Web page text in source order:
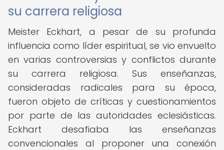
su carrera religiosa
Meister Eckhart, a pesar de su profunda
influencia como líder espiritual, se vio envuelto
en varias controversias y conflictos durante
su carrera religiosa. Sus enseñanzas,
consideradas radicales para su época,
fueron objeto de críticas y cuestionamientos
por parte de las autoridades eclesiásticas.
Eckhart desafiaba las enseñanzas
convencionales al proponer una conexión